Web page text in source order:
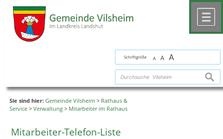
Schriftgröße A A A
Sie sind hier: Gemeinde Vilsheim > Rathaus &
Service > Verwaltung > Mitarbeiter im Rathaus
Mitarbeiter-Telefon-Liste